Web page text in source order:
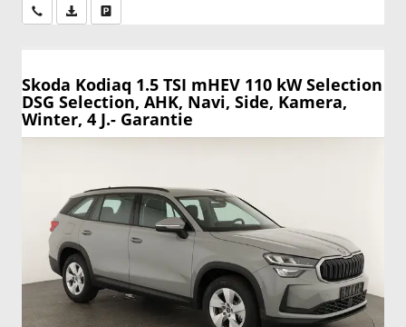
Wir rufen Sie anPDF-Datei, Fahrzeugexposé drucken
Skoda Kodiaq 1.5 TSI mHEV 110 kW Selection
DSG Selection, AHK, Navi, Side, Kamera,
Winter, 4 J.- Garantie